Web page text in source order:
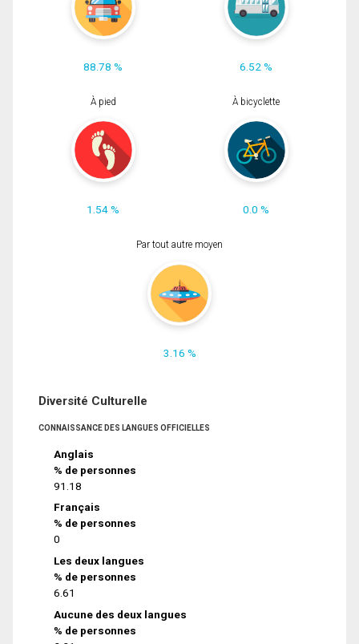
88.78 % 6.52 %
À pied
1.54 %
À bicyclette
0.0 %
Par tout autre moyen
3.16 %
Diversité Culturelle
CONNAISSANCE DES LANGUES OFFICIELLES
Anglais
% de personnes
91.18
Français
% de personnes
0
Les deux langues
% de personnes
6.61
Aucune des deux langues
% de personnes